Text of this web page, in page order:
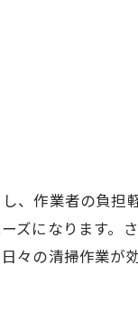
、作業者の負担
ズになります。
々の清掃作業が